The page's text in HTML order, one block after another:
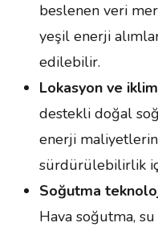
beslenen veri
yeşil enerji
edilebilir.
Lokasyon ve
destekli doğal
enerji
sürdürülebilirlik
Soğutma
Hava soğutma,